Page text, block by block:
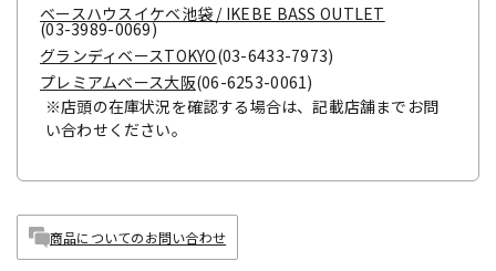
ベースハウスイケベ池袋 / IKEBE BASS OUTLET
(03-3989-0069)
グランディベースTOKYO(03-6433-7973)
プレミアムベース大阪(06-6253-0061)
※店頭の在庫状況を確認する場合は、記載店舗までお問
い合わせください。
商品についてのお問い合わせ